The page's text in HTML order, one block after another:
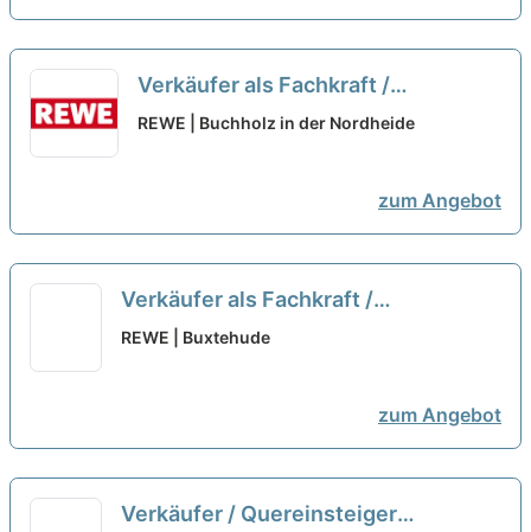
Verkäufer als Fachkraft /
Quereinsteiger Frischetheke
REWE | Buchholz in der Nordheide
zum Angebot
Verkäufer als Fachkraft /
Quereinsteiger Frischetheke
REWE | Buxtehude
zum Angebot
Verkäufer / Quereinsteiger